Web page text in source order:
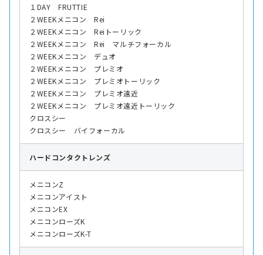
１DAY FRUTTIE
２WEEKメニコン Rei
２WEEKメニコン Reiトーリック
２WEEKメニコン Rei マルチフォーカル
２WEEKメニコン デュオ
２WEEKメニコン プレミオ
２WEEKメニコン プレミオトーリック
２WEEKメニコン プレミオ遠近
２WEEKメニコン プレミオ遠近トーリック
クロスシー
クロスシー バイフォーカル
ハード コンタクトレンズ
メニコンZ
メニコンアイスト
メニコンEX
メニコンローズK
メニコンローズK-T